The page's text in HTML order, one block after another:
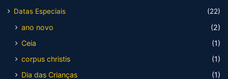
Datas Especiais
(22)
ano novo
(2)
Ceia
(1)
corpus christis
(1)
Dia das Crianças
(1)